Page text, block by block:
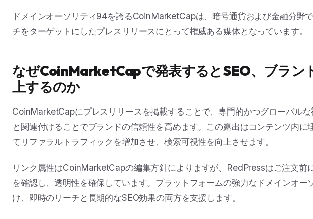
ドメインオーソリティ94を誇るCoinMarketCapは、暗号通貨および金融分野
チをターゲットにしたプレスリリースにとって権威ある媒体となっています。
なぜCoinMarketCapで発表するとSEO、ブラン
上するのか
CoinMarketCapにプレスリリースを掲載することで、専門的かつグローバル
と関連付けることでブランドの信頼性を高めます。この露出はコンテンツ内に
てリファラルトラフィックを増加させ、検索可視性を向上させます。
リンク属性はCoinMarketCapの編集方針によりますが、RedPressはご注文前
を確認し、透明性を確保しています。プラットフォームの強力なドメインオー
け、即時のリーチと長期的なSEO効果の両方を支援します。